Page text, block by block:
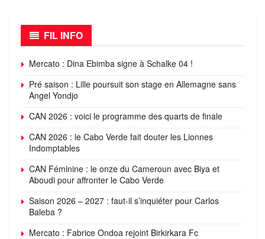
FIL INFO
Mercato : Dina Ebimba signe à Schalke 04 !
Pré saison : Lille poursuit son stage en Allemagne sans
Angel Yondjo
CAN 2026 : voici le programme des quarts de finale
CAN 2026 : le Cabo Verde fait douter les Lionnes
Indomptables
CAN Féminine : le onze du Cameroun avec Biya et
Aboudi pour affronter le Cabo Verde
Saison 2026 – 2027 : faut-il s’inquiéter pour Carlos
Baleba ?
Mercato : Fabrice Ondoa rejoint Birkirkara Fc